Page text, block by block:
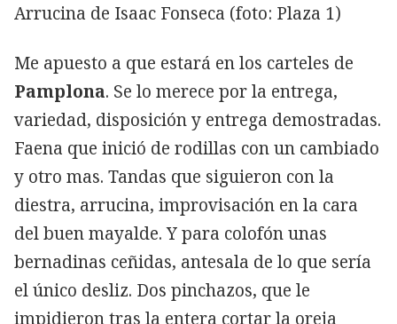
Arrucina de Isaac Fonseca (foto: Plaza 1)
Me apuesto a que estará en los carteles de
Pamplona. Se lo merece por la entrega,
variedad, disposición y entrega demostradas.
Faena que inició de rodillas con un cambiado
y otro mas. Tandas que siguieron con la
diestra, arrucina, improvisación en la cara
del buen mayalde. Y para colofón unas
bernadinas ceñidas, antesala de lo que sería
el único desliz. Dos pinchazos, que le
impidieron tras la entera cortar la oreja